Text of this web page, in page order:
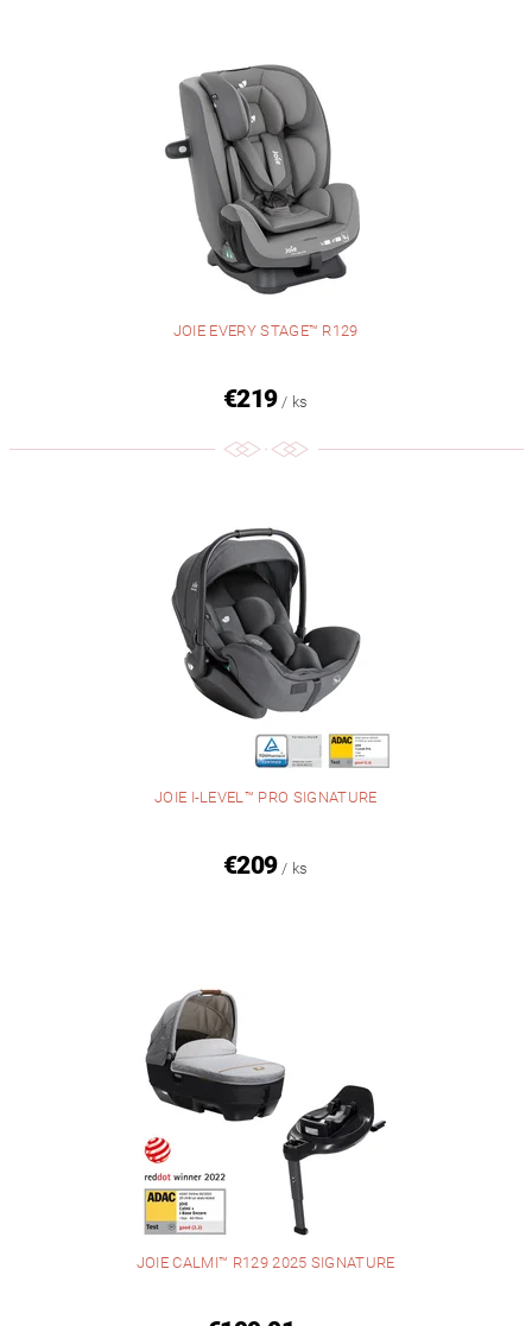
JOIE EVERY STAGE™ R129
€219 / ks
JOIE I-LEVEL™ PRO SIGNATURE
€209 / ks
JOIE CALMI™ R129 2025 SIGNATURE